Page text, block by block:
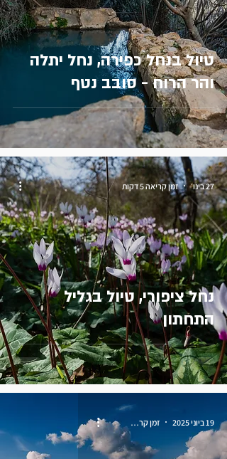
טיול בנחל כפירה, נחל יתלה
והר הרוח - סובב נטף
נחל ציפורי, טיול בגליל
התחתון
27 בינו׳ זמן קריאה 5 דקות
19 ביוני 2025 זמן קריאה 7 דקות